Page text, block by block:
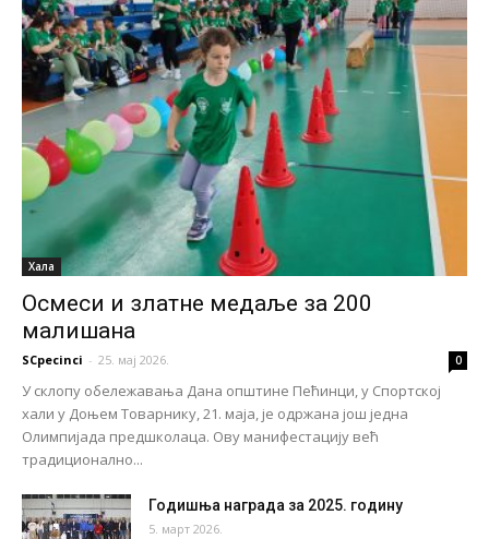
Хала
Осмеси и златне медаље за 200
малишана
SCpecinci - 25. мај 2026. 0
У склопу обележавања Дана општине Пећинци, у Спортској
хали у Доњем Товарнику, 21. маја, је одржана још једна
Олимпијада предшколаца. Ову манифестацију већ
традиционално...
Годишња награда за 2025. годину
5. март 2026.